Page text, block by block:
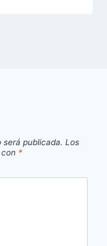
publicada. Los
*